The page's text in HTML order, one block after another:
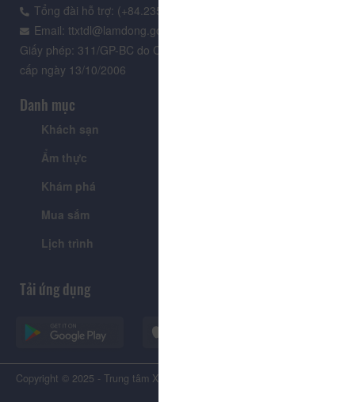
Tổng đài hỗ trợ: (+84.235) 3.916.961
Email: ttxtdl@lamdong.gov.vn
Giấy phép: 311/GP-BC do Cục Báo chí - Bộ Văn hóa Thông tin
cấp ngày 13/10/2006
Danh mục
Khách sạn
Ẩm thực
Khám phá
Mua sắm
Lịch trình
Tải ứng dụng
Copyright © 2025 - Trung tâm Xúc tiến Du lịch Tỉnh Lâm Đồng